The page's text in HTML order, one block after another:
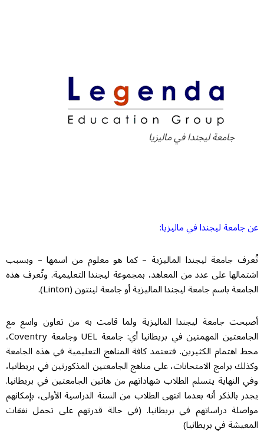
جامعة ليجندا في ماليزيا
عن جامعة ليجندا في ماليزيا:
تُعرف جامعة ليجندا الماليزية – كما هو معلوم من اسمها – وبسبب
اشتمالها على عدد من المعاهد، بمجموعة ليجندا التعليمية. وتُعرف هذه
الجامعة باسم جامعة ليجندا الماليزية أو جامعة لينتون (Linton).
أصبحت جامعة ليجندا الماليزية ولما قامت به من تعاون واسع مع
الجامعتين المهمتين في بريطانيا أي: جامعة UEL وجامعة Coventry،
محط اهتمام الكثيرين. فتعتمد كافة المناهج التعليمية في هذه الجامعة
وكذلك برامج الامتحانات، على مناهج الجامعتين المذكورتين في بريطانيا،
وفي النهاية يتسلم الطلاب شهاداتهم من هاتين الجامعتين في بريطانيا.
يجدر بالذكر أنه بعدما انتهى الطلاب من السنة الدراسية الأولى، بإمكانهم
مواصلة دراساتهم في بريطانيا. (في حالة قدرتهم على تحمل نفقات
المعيشة في بريطانيا)